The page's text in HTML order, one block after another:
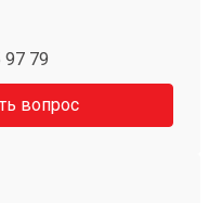
97 79
вопрос